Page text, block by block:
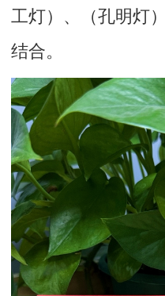
工灯）、（孔明灯
结合。